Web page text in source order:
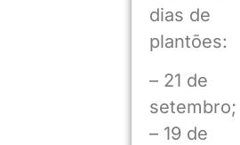
dias de
plantões:
– 21 de
setembro;
– 19 de